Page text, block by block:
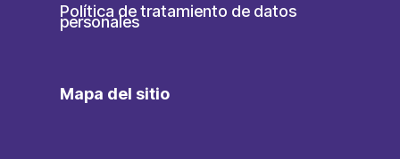
Política de tratamiento de datos
personales
Mapa del sitio